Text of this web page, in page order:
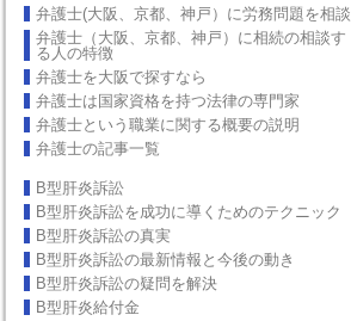
弁護士(大阪、京都、神戸）に労務問題を相談
弁護士（大阪、京都、神戸）に相続の相談す
る人の特徴
弁護士を大阪で探すなら
弁護士は国家資格を持つ法律の専門家
弁護士という職業に関する概要の説明
弁護士の記事一覧
B型肝炎訴訟
B型肝炎訴訟を成功に導くためのテクニック
B型肝炎訴訟の真実
B型肝炎訴訟の最新情報と今後の動き
B型肝炎訴訟の疑問を解決
B型肝炎給付金